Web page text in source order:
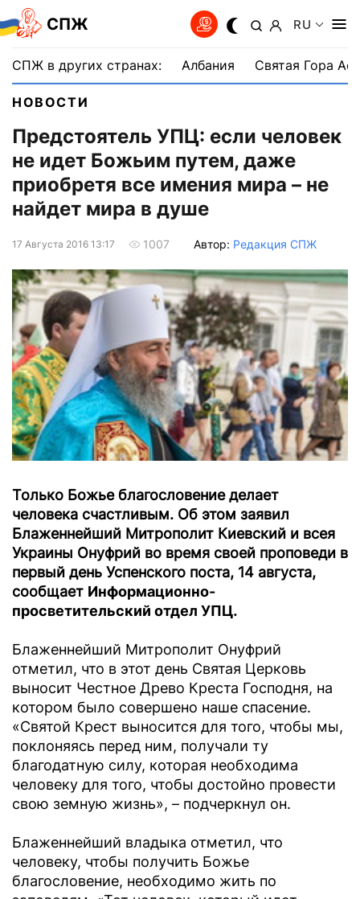
СПЖ RU
СПЖ в других странах: Албания Святая Гора
НОВОСТИ
Предстоятель УПЦ: если человек
не идет Божьим путем, даже
приобретя все имения мира – не
найдет мира в душе
17 Августа 2016 13:17 1007 Автор: Редакция СПЖ
Только Божье благословение делает
человека счастливым. Об этом заявил
Блаженнейший Митрополит Киевский и всея
Украины Онуфрий во время своей проповеди в
первый день Успенского поста, 14 августа,
сообщает Информационно-
просветительский отдел УПЦ.
Блаженнейший Митрополит Онуфрий
отметил, что в этот день Святая Церковь
выносит Честное Древо Креста Господня, на
котором было совершено наше спасение.
«Святой Крест выносится для того, чтобы мы,
поклоняясь перед ним, получали ту
благодатную силу, которая необходима
человеку для того, чтобы достойно провести
свою земную жизнь», – подчеркнул он.
Блаженнейший владыка отметил, что
человеку, чтобы получить Божье
благословение, необходимо жить по